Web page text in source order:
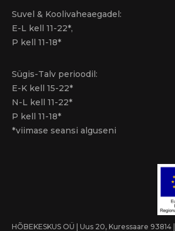
Suvel & Koolivaheaegadel:
E-L kell 11-22*,
P kell 11-18*
Sügis-Talv perioodil:
E-K kell 15-22*
N-L kell 11-22*
P kell 11-18*
*viimase seansi alguseni
HÕBEKESKUS OÜ | Uus 20, Kuressaare 93814 |